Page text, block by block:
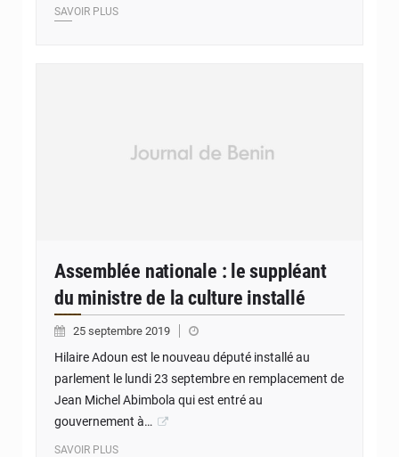
SAVOIR PLUS
Assemblée nationale : le suppléant
du ministre de la culture installé
25 septembre 2019
Hilaire Adoun est le nouveau député installé au
parlement le lundi 23 septembre en remplacement de
Jean Michel Abimbola qui est entré au
gouvernement à…
SAVOIR PLUS